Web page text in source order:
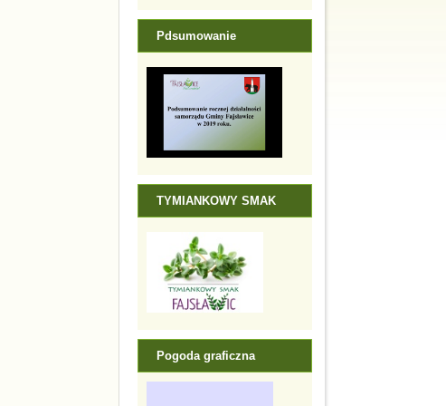
Pdsumowanie
TYMIANKOWY SMAK
Pogoda graficzna